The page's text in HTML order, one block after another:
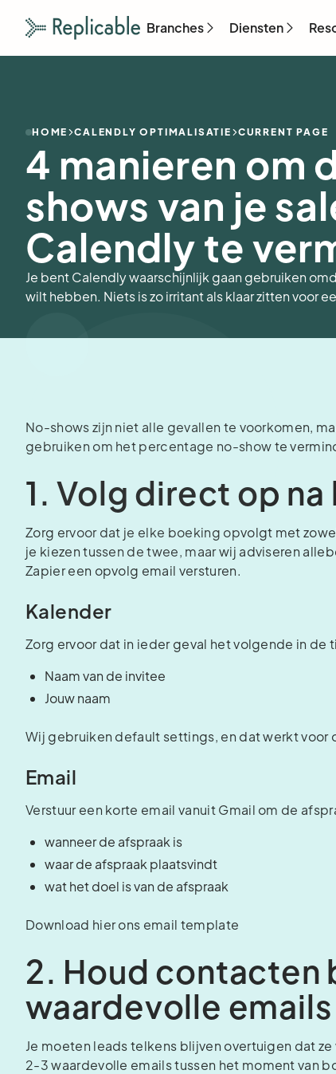
Branches Diensten
HOME CALENDLY OPTIMALISATIE CURRENT PAGE
4 manieren om
shows van je
Calendly te
Je bent Calendly waarschijnlijk gaan gebruiken
wilt hebben. Niets is zo irritant als klaar zitten voor
No-shows zijn niet alle gevallen te voorkomen,
gebruiken om het percentage no-show te
1. Volg direct op
Zorg ervoor dat je elke boeking opvolgt met
je kiezen tussen de twee, maar wij adviseren
Zapier een opvolg email versturen.
Kalender
Zorg ervoor dat in ieder geval het volgende in de
Naam van de invitee
Jouw naam
Wij gebruiken default settings, en dat werkt voor
Email
Verstuur een korte email vanuit Gmail om de
wanneer de afspraak is
waar de afspraak plaatsvindt
wat het doel is van de afspraak
Download hier ons email template
2. Houd contacten
waardevolle emails
Je moeten leads telkens blijven overtuigen dat
2-3 waardevolle emails tussen het moment van